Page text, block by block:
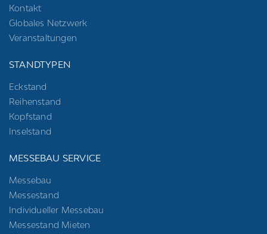
Kontakt
Globales Netzwerk
Veranstaltungen
STANDTYPEN
Eckstand
Reihenstand
Kopfstand
Inselstand
MESSEBAU SERVICE
Messebau
Messestand
Individueller Messebau
Messestand Mieten